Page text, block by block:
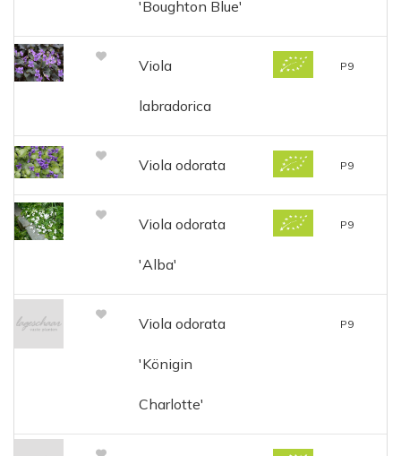
'Boughton Blue'
Viola
labradorica
P9
Viola odorata P9
Viola odorata
'Alba'
P9
Viola odorata
'Königin
Charlotte'
P9